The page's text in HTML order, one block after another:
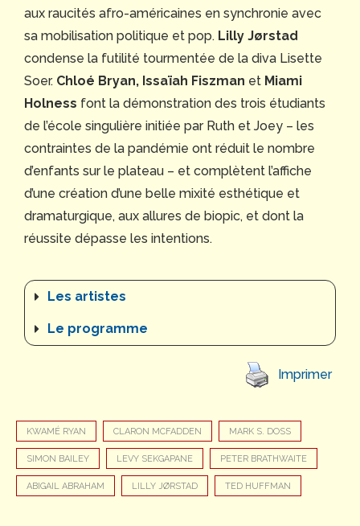
aux raucités afro-américaines en synchronie avec
sa mobilisation politique et pop. Lilly Jørstad
condense la futilité tourmentée de la diva Lisette
Soer. Chloé Bryan, Issaïah Fiszman et Miami
Holness font la démonstration des trois étudiants
de l’école singulière initiée par Ruth et Joey – les
contraintes de la pandémie ont réduit le nombre
d’enfants sur le plateau – et complètent l’affiche
d’une création d’une belle mixité esthétique et
dramaturgique, aux allures de biopic, et dont la
réussite dépasse les intentions.
Les artistes
Le programme
Imprimer
KWAMÉ RYAN CLARON MCFADDEN MARK S. DOSS
SIMON BAILEY LEVY SEKGAPANE PETER BRATHWAITE
ABIGAIL ABRAHAM LILLY JØRSTAD TED HUFFMAN